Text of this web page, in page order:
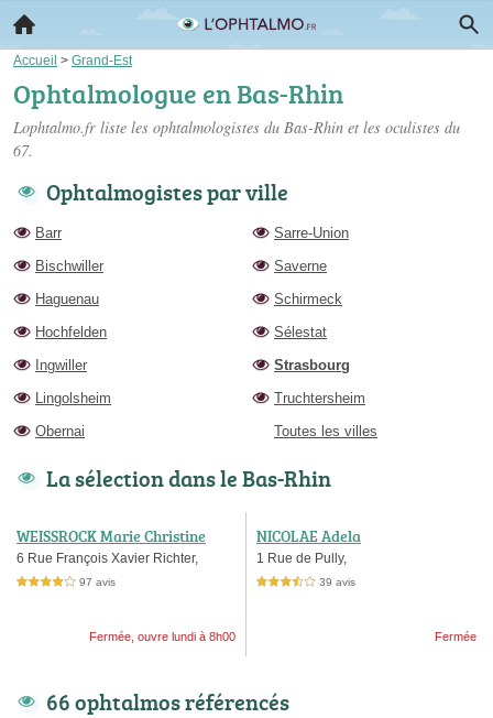
Accueil > Grand-Est
Ophtalmologue en Bas-Rhin
Lophtalmo.fr liste les ophtalmologistes du Bas-Rhin et les oculistes du
67.
Ophtalmogistes par ville
Barr
Bischwiller
Haguenau
Hochfelden
Ingwiller
Lingolsheim
Obernai
Sarre-Union
Saverne
Schirmeck
Sélestat
Strasbourg
Truchtersheim
Toutes les villes
La sélection dans le Bas-Rhin
WEISSROCK Marie Christine
6 Rue François Xavier Richter,
4,0 étoiles sur 5 97 avis
Fermée, ouvre lundi à 8h00
NICOLAE Adela
1 Rue de Pully,
3,5 étoiles sur 5 39 avis
Fermée
66 ophtalmos référencés